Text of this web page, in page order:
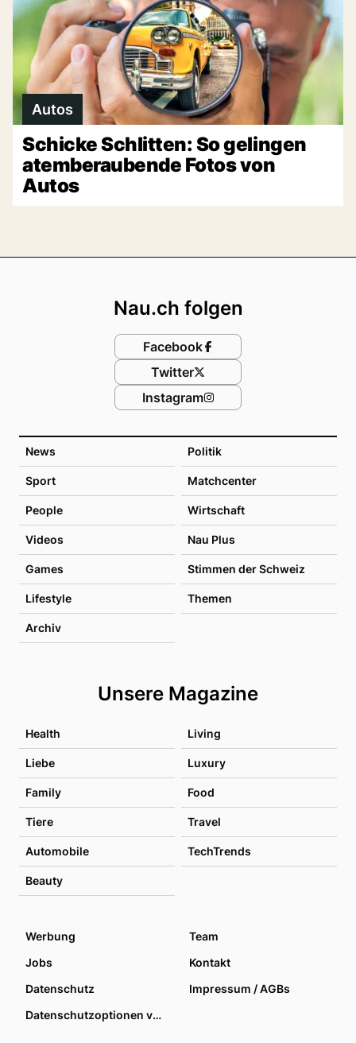
Autos
Schicke Schlitten: So gelingen
atemberaubende Fotos von
Autos
News Politik
Sport Matchcenter
People Wirtschaft
Videos Nau Plus
Games Stimmen der Schweiz
Lifestyle Themen
Archiv
Unsere Magazine
Health Living
Liebe Luxury
Family Food
Tiere Travel
Automobile TechTrends
Beauty
Nau.ch folgen
Facebook
Twitter
Instagram
Werbung
Team
Jobs
Kontakt
Datenschutz
Impressum / AGBs
Datenschutzoptionen verwalten